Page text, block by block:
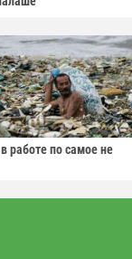
работе по самое не